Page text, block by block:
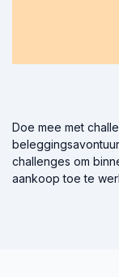
Doe mee met
challenges om
aankoop toe te